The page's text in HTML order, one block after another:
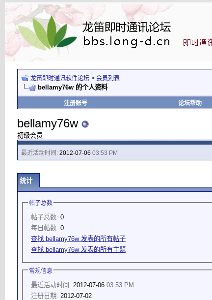
龙笛即时通讯软件论坛 > 会员列表
bellamy76w 的个人资料
注册账号 论坛帮助
bellamy76w
初级会员
最近活动时间: 2012-07-06 03:53 PM
统计
帖子总数
帖子总数: 0
每日帖数: 0
查找 bellamy76w 发表的所有帖子
查找 bellamy76w 发表的所有主题
常规信息
最近活动时间: 2012-07-06 03:53 PM
注册日期: 2012-07-02